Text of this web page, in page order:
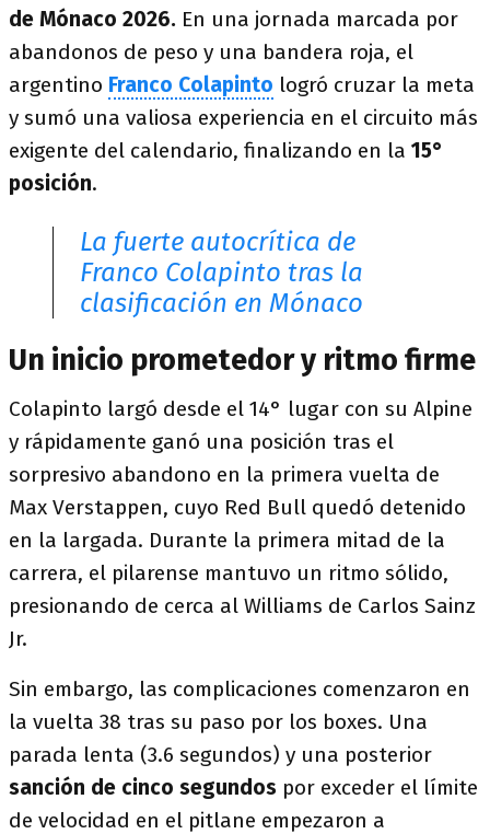
de Mónaco 2026. En una jornada marcada por
abandonos de peso y una bandera roja, el
argentino Franco Colapinto logró cruzar la meta
y sumó una valiosa experiencia en el circuito más
exigente del calendario, finalizando en la 15°
posición.
La fuerte autocrítica de
Franco Colapinto tras la
clasificación en Mónaco
Un inicio prometedor y ritmo firme
Colapinto largó desde el 14° lugar con su Alpine
y rápidamente ganó una posición tras el
sorpresivo abandono en la primera vuelta de
Max Verstappen, cuyo Red Bull quedó detenido
en la largada. Durante la primera mitad de la
carrera, el pilarense mantuvo un ritmo sólido,
presionando de cerca al Williams de Carlos Sainz
Jr.
Sin embargo, las complicaciones comenzaron en
la vuelta 38 tras su paso por los boxes. Una
parada lenta (3.6 segundos) y una posterior
sanción de cinco segundos por exceder el límite
de velocidad en el pitlane empezaron a